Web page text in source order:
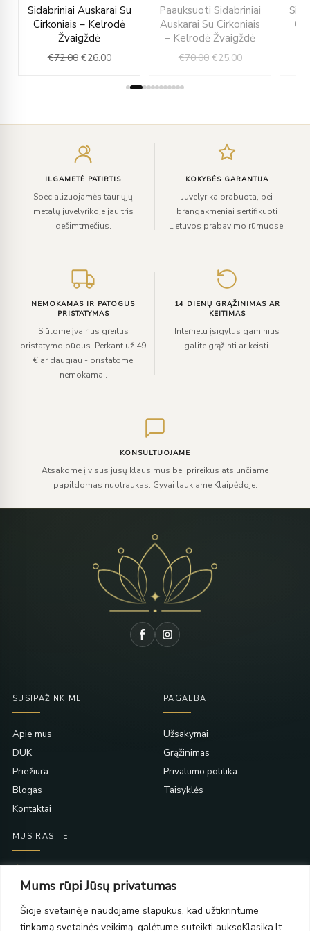
Mums rūpi Jūsų privatumas
Šioje svetainėje naudojame slapukus, kad užtikrintume
tinkamą svetainės veikimą, galėtume suteikti auksoKlasika.lt
Sidabriniai Auskarai Su
Cirkoniais – Kelrodė
Žvaigždė
€72.00
price
was:
€72.00.
€26.00
price
is:
Paauksuoti Sidabriniai
Auskarai Su Cirkoniais
– Kelrodė Žvaigždė
€70.00
price
was:
€70.00.
€25.00
price
is:
€25.00.
ILGAMETĖ PATIRTIS
Specializuojamės tauriųjų
metalų juvelyrikoje jau tris
dešimtmečius.
KOKYBĖS GARANTIJA
Juvelyrika prabuota, bei
brangakmeniai sertifikuoti
Lietuvos prabavimo rūmuose.
NEMOKAMAS IR PATOGUS
PRISTATYMAS
Siūlome įvairius greitus
pristatymo būdus. Perkant už 49
€ ar daugiau - pristatome
nemokamai.
14 DIENŲ GRĄŽINIMAS AR
KEITIMAS
Internetu įsigytus gaminius
galite grąžinti ar keisti.
KONSULTUOJAME
Atsakome į visus jūsų klausimus bei prireikus atsiunčiame
papildomas nuotraukas. Gyvai laukiame Klaipėdoje.
SUSIPAŽINKIME
Apie mus
DUK
Priežiūra
Blogas
Kontaktai
PAGALBA
Užsakymai
Grąžinimas
Privatumo politika
Taisyklės
MUS RASITE
PC Molas, Klaipėda
PC BIG 2, Klaipėda
Šilutės pl. 35